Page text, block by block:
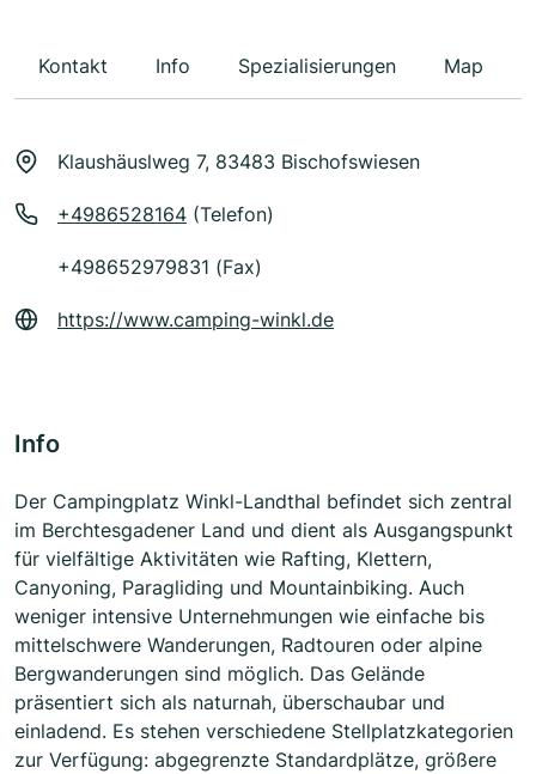
Kontakt Info Spezialisierungen Map
Klaushäuslweg 7, 83483 Bischofswiesen
+4986528164 (Telefon)
+498652979831 (Fax)
https://www.camping-winkl.de
Info
Der Campingplatz Winkl-Landthal befindet sich zentral
im Berchtesgadener Land und dient als Ausgangspunkt
für vielfältige Aktivitäten wie Rafting, Klettern,
Canyoning, Paragliding und Mountainbiking. Auch
weniger intensive Unternehmungen wie einfache bis
mittelschwere Wanderungen, Radtouren oder alpine
Bergwanderungen sind möglich. Das Gelände
präsentiert sich als naturnah, überschaubar und
einladend. Es stehen verschiedene Stellplatzkategorien
zur Verfügung: abgegrenzte Standardplätze, größere